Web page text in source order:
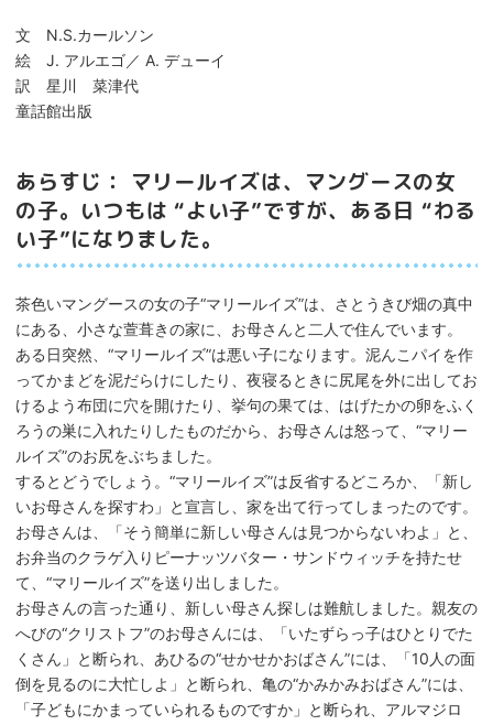
文 N.S.カールソン
絵 J. アルエゴ／ A. デューイ
訳 星川 菜津代
童話館出版
あらすじ： マリールイズは、マングースの女
の子。いつもは “よい子”ですが、ある日 “わる
い子”になりました。
茶色いマングースの女の子“マリールイズ”は、さとうきび畑の真中
にある、小さな萱葺きの家に、お母さんと二人で住んでいます。
ある日突然、“マリールイズ”は悪い子になります。泥んこパイを作
ってかまどを泥だらけにしたり、夜寝るときに尻尾を外に出してお
けるよう布団に穴を開けたり、挙句の果ては、はげたかの卵をふく
ろうの巣に入れたりしたものだから、お母さんは怒って、“マリー
ルイズ”のお尻をぶちました。
するとどうでしょう。“マリールイズ”は反省するどころか、「新し
いお母さんを探すわ」と宣言し、家を出て行ってしまったのです。
お母さんは、「そう簡単に新しい母さんは見つからないわよ」と、
お弁当のクラゲ入りピーナッツバター・サンドウィッチを持たせ
て、“マリールイズ”を送り出しました。
お母さんの言った通り、新しい母さん探しは難航しました。親友の
へびの“クリストフ”のお母さんには、「いたずらっ子はひとりでた
くさん」と断られ、あひるの“せかせかおばさん”には、「10人の面
倒を見るのに大忙しよ」と断られ、亀の“かみかみおばさん”には、
「子どもにかまっていられるものですか」と断られ、アルマジロ